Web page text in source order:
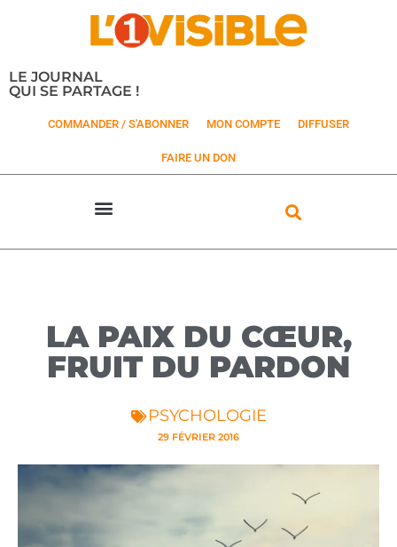
LE JOURNAL
QUI SE PARTAGE !
COMMANDER / S'ABONNER MON COMPTE DIFFUSER
FAIRE UN DON
LA PAIX DU CŒUR,
FRUIT DU PARDON
PSYCHOLOGIE
29 FÉVRIER 2016